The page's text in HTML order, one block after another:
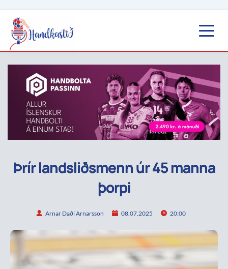
Þrír landsliðsmenn úr 45 manna
þorpi
Arnar Daði Arnarsson 08.07.2025 20:00